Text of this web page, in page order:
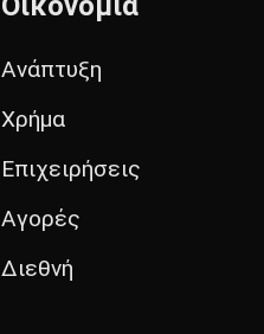
Ανάπτυξη
Χρήμα
Επιχειρήσεις
Αγορές
Διεθνή